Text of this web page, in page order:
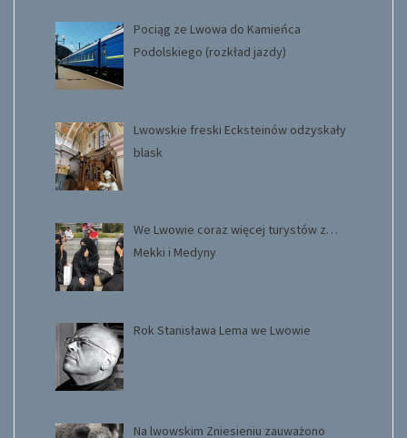
Pociąg ze Lwowa do Kamieńca
Podolskiego (rozkład jazdy)
Lwowskie freski Ecksteinów odzyskały
blask
We Lwowie coraz więcej turystów z…
Mekki i Medyny
Rok Stanisława Lema we Lwowie
Na lwowskim Zniesieniu zauważono